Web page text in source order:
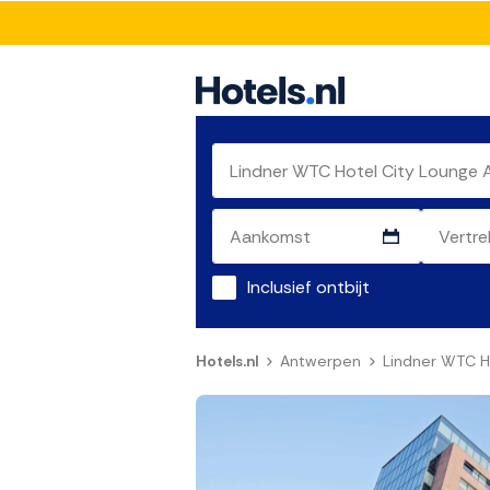
Inclusief ontbijt
Hotels.nl Antwerpen Lindner WTC